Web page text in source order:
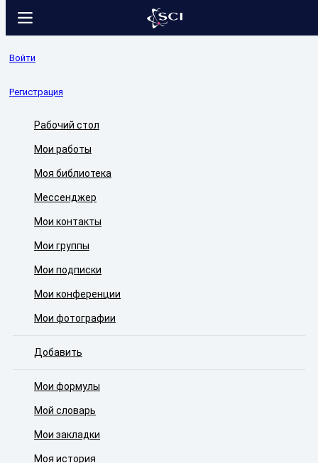
Войти
Регистрация
Рабочий стол
Мои работы
Моя библиотека
Мессенджер
Мои контакты
Мои группы
Мои подписки
Мои конференции
Мои фотографии
Добавить
Мои формулы
Мой словарь
Мои закладки
Моя история